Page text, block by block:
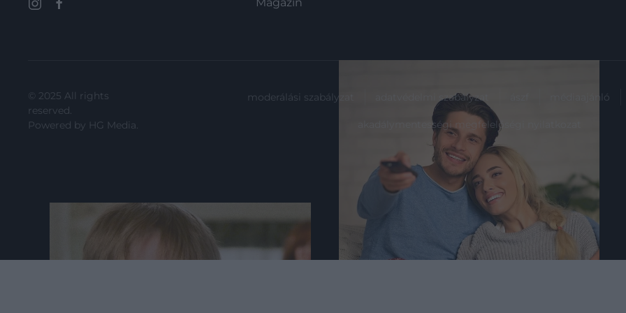
© 2025 All rights
reserved.
Powered by HG Media.
moderálási szabályzat adatvédelmi szabályzat médiaajánló
akadálymentességi megfelelőségi nyilatkozat